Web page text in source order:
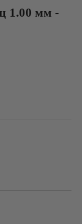
1.00 мм -